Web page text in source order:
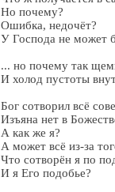
Но почему?
Ошибка, недочёт?
У Господа не может
... но почему так
И холод пустоты
Бог сотворил всё
Изъяна нет в
А как же я?
А может всё из-за
Что сотворён я по
И я Его подобье?